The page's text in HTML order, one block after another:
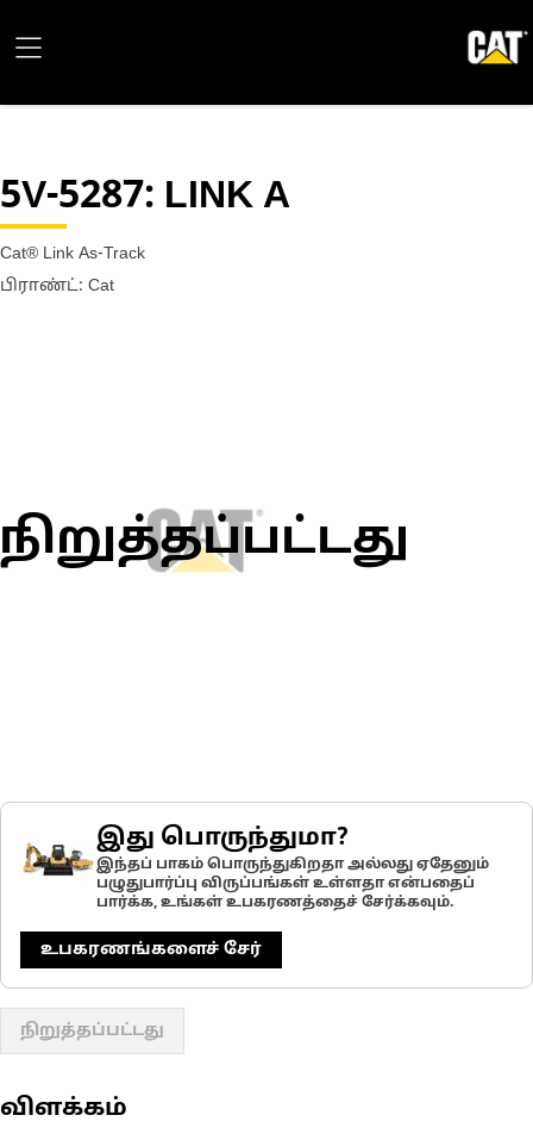
5V-5287: LINK A
Cat® Link As-Track
பிராண்ட்: Cat
நிறுத்தப்பட்டது
இது பொருந்துமா?
இந்தப் பாகம் பொருந்துகிறதா அல்லது ஏதேனும்
பழுதுபார்ப்பு விருப்பங்கள் உள்ளதா என்பதைப்
பார்க்க, உங்கள் உபகரணத்தைச் சேர்க்கவும்.
உபகரணங்களைச் சேர்
நிறுத்தப்பட்டது
விளக்கம்